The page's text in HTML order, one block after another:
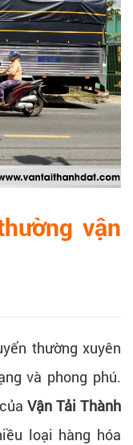
vận
thường xuyên
và phong phú.
Vận Tải Thành
loại hàng hóa